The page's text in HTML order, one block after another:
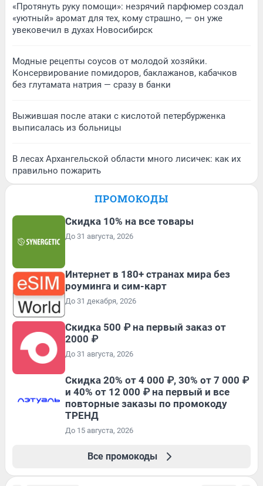
«Протянуть руку помощи»: незрячий парфюмер создал
«уютный» аромат для тех, кому страшно, — он уже
увековечил в духах Новосибирск
Модные рецепты соусов от молодой хозяйки.
Консервирование помидоров, баклажанов, кабачков
без глутамата натрия — сразу в банки
Выжившая после атаки с кислотой петербурженка
выписалась из больницы
В лесах Архангельской области много лисичек: как их
правильно пожарить
ПРОМОКОДЫ
Скидка 10% на все товары
До 31 августа, 2026
Интернет в 180+ странах мира без
роуминга и сим-карт
До 31 декабря, 2026
Скидка 500 ₽ на первый заказ от
2000 ₽
До 31 августа, 2026
Скидка 20% от 4 000 ₽, 30% от 7 000 ₽
и 40% от 12 000 ₽ на первый и все
повторные заказы по промокоду
ТРЕНД
До 15 августа, 2026
Все промокоды